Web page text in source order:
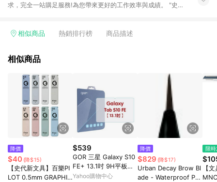
求，完全一站購足服務!為您帶來更好的工作效率與成績。 "史泰
機器、3C及電腦週邊、辦公傢俱、生活用、茶水間用品、名片及
瀏覽器於 24 小時內結帳才享有回饋。 (2) 訂單未滿免運門檻750
相似商品 熱銷排行榜 商品描述
相似商品
降價
$40 (降$15)
【史代新文具】百樂PI
LOT 0.5mm GRAPHIT
$539
GOR 三星 Galaxy S10
FE+ 13.1吋 9H平板鋼
化玻璃保護貼 全透明2
Yahoo購物中心
降價
$829 (降$17)
Urban Decay Brow Bl
ade - Waterproof Pe
限
【